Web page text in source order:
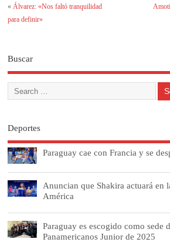
«Álvarez: «Nos faltó tranquilidad
para definir»
Buscar
Deportes
Paraguay cae con Francia y se
Anuncian que Shakira actuará en
América
Paraguay es escogido como sede
Panamericanos Junior de 2025